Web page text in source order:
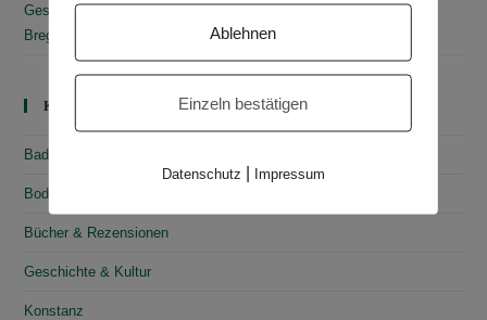
Gesammelte Schätze Vorarlbergs: Das vorarlberg museum in
Bregenz
Kategorien
Baden-Württemberg
Bodensee
Bücher & Rezensionen
Geschichte & Kultur
Konstanz
Ablehnen
Einzeln bestätigen
Datenschutz | Impressum